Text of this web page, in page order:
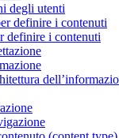
degli utenti
definire i contenuti
definire i contenuti